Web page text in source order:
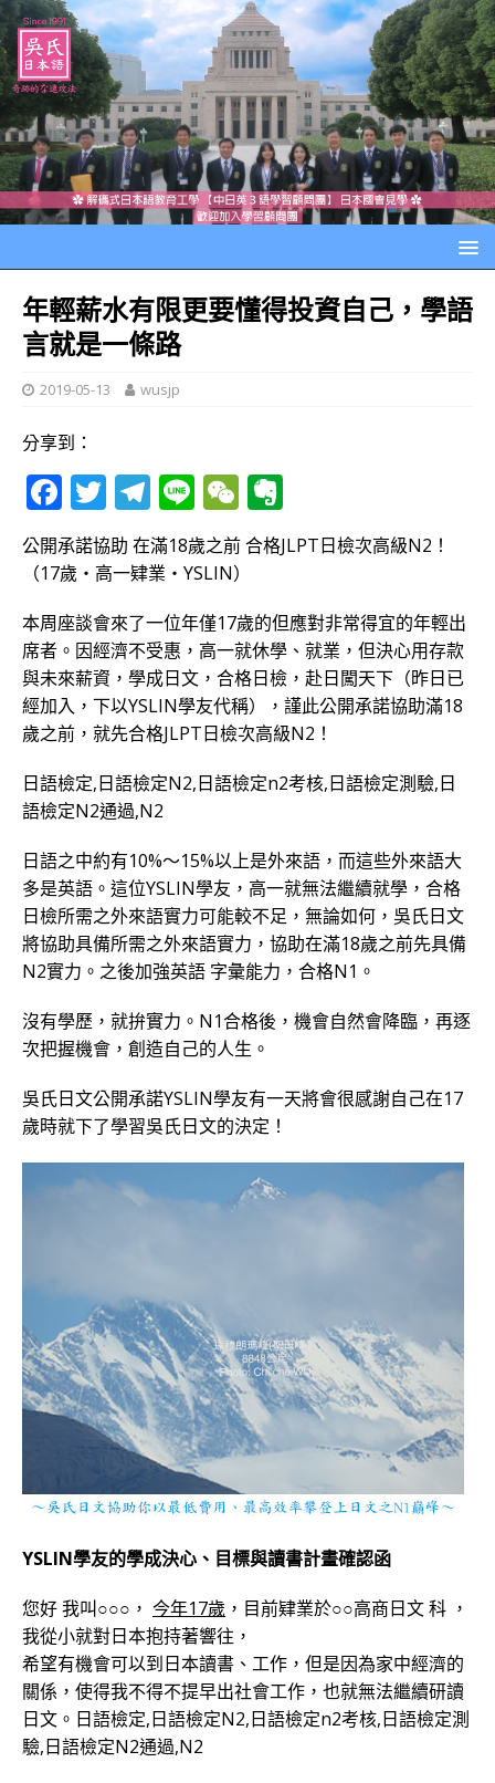
年輕薪水有限更要懂得投資自己，學語
言就是一條路
2019-05-13 wusjp
分享到：
F
a
c
e
b
o
o
k
T
w
it
te
r
T
el
e
g
ra
m
Li
n
e
W
e
C
at
v
e
n
o
te
公開承諾協助 在滿18歲之前 合格JLPT日檢次高級N2！
（17歲‧高一肄業‧YSLIN）
本周座談會來了一位年僅17歲的但應對非常得宜的年輕出
席者。因經濟不受惠，高一就休學、就業，但決心用存款
與未來薪資，學成日文，合格日檢，赴日闖天下（昨日已
經加入，下以YSLIN學友代稱），謹此公開承諾協助滿18
歲之前，就先合格JLPT日檢次高級N2！
日語檢定,日語檢定N2,日語檢定n2考核,日語檢定測驗,日
語檢定N2通過,N2
日語之中約有10%～15%以上是外來語，而這些外來語大
多是英語。這位YSLIN學友，高一就無法繼續就學，合格
日檢所需之外來語實力可能較不足，無論如何，吳氏日文
將協助具備所需之外來語實力，協助在滿18歲之前先具備
N2實力。之後加強英語 字彙能力，合格N1。
沒有學歷，就拚實力。N1合格後，機會自然會降臨，再逐
次把握機會，創造自己的人生。
吳氏日文公開承諾YSLIN學友有一天將會很感謝自己在17
歲時就下了學習吳氏日文的決定！
YSLIN學友的學成決心、目標與讀書計畫確認函
您好 我叫○○○， 今年17歲 ，目前肄業於○○高商日文 科 ，
我從小就對日本抱持著響往，
希望有機會可以到日本讀書、工作，但是因為家中經濟的
關係，使得我不得不提早出社會工作，也就無法繼續研讀
日文。日語檢定,日語檢定N2,日語檢定n2考核,日語檢定測
驗,日語檢定N2通過,N2